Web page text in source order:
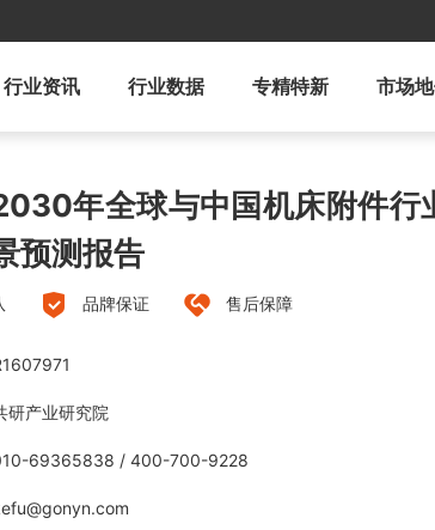
行业资讯 行业数据 专精特新 市场
年全球与中国机床附件行
预测报告
品牌保证 售后保障
研产业研究院
69365838 / 400-700-9228